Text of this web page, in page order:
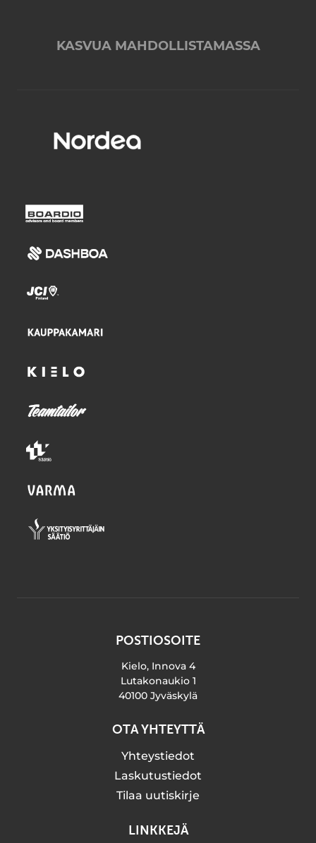
KASVUA MAHDOLLISTAMASSA
POSTIOSOITE
Kielo, Innova 4
Lutakonaukio 1
40100 Jyväskylä
OTA YHTEYTTÄ
Yhteystiedot
Laskutustiedot
Tilaa uutiskirje
LINKKEJÄ